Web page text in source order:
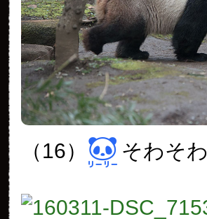
（16） そわそわ